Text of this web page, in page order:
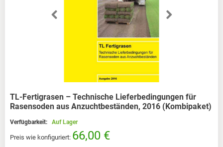
TL-Fertigrasen – Technische Lieferbedingungen für
Rasensoden aus Anzuchtbeständen, 2016 (Kombipaket)
Verfügbarkeit: Auf Lager
Preis wie konfiguriert: 66,00 €